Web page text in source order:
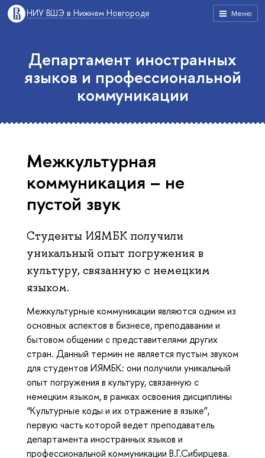
Меню
НИУ ВШЭ в Нижнем Новгороде
Департамент иностранных
языков и профессиональной
коммуникации
Межкультурная
коммуникация – не
пустой звук
Студенты ИЯМБК получили
уникальный опыт погружения в
культуру, связанную с немецким
языком.
Межкультурные коммуникации являются одним из
основных аспектов в бизнесе, преподавании и
бытовом общении с представителями других
стран. Данный термин не является пустым звуком
для студентов ИЯМБК: они получили уникальный
опыт погружения в культуру, связанную с
немецким языком, в рамках освоения дисциплины
“Культурные коды и их отражение в языке”,
первую часть которой ведет преподаватель
департамента иностранных языков и
профессиональной коммуникации В.Г.Сибирцева.